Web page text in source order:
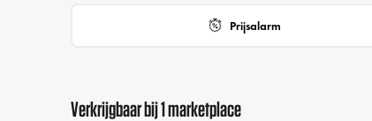
Prijsalarm
Verkrijgbaar bij 1 marketplace